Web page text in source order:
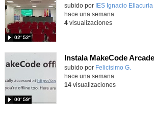
Contenido educativo.
subido por IES Ignacio Ellacuria
02′ 52″
hace una semana
4visualizaciones
Contenido educativo.
subido por Felicisimo G.
00′ 59″
hace una semana
14visualizaciones